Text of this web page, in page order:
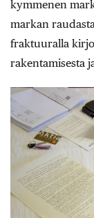
kymmenen
markan
fraktuuralla
rakentamisesta